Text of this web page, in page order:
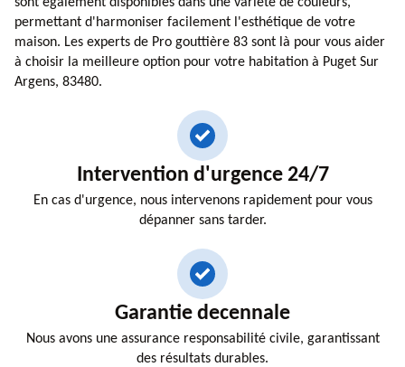
permettant d'harmoniser facilement l'esthétique de votre
maison. Les experts de Pro gouttière 83 sont là pour vous aider
à choisir la meilleure option pour votre habitation à Puget Sur
Argens, 83480.
Intervention d'urgence 24/7
En cas d'urgence, nous intervenons rapidement pour vous
dépanner sans tarder.
Garantie decennale
Nous avons une assurance responsabilité civile, garantissant
des résultats durables.